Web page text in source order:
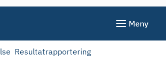
Meny
Resultatrapportering